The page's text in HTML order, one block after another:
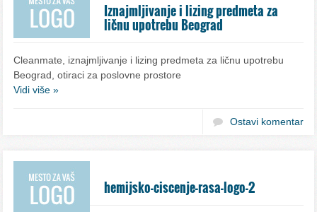
Iznajmljivanje i lizing predmeta za
ličnu upotrebu Beograd
Cleanmate, iznajmljivanje i lizing predmeta za ličnu upotrebu
Beograd, otiraci za poslovne prostore
Vidi više »
Ostavi komentar
hemijsko-ciscenje-rasa-logo-2